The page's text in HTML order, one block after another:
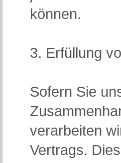
können.
3. Erfüllung
Sofern Sie
verarbeiten
Vertrags.